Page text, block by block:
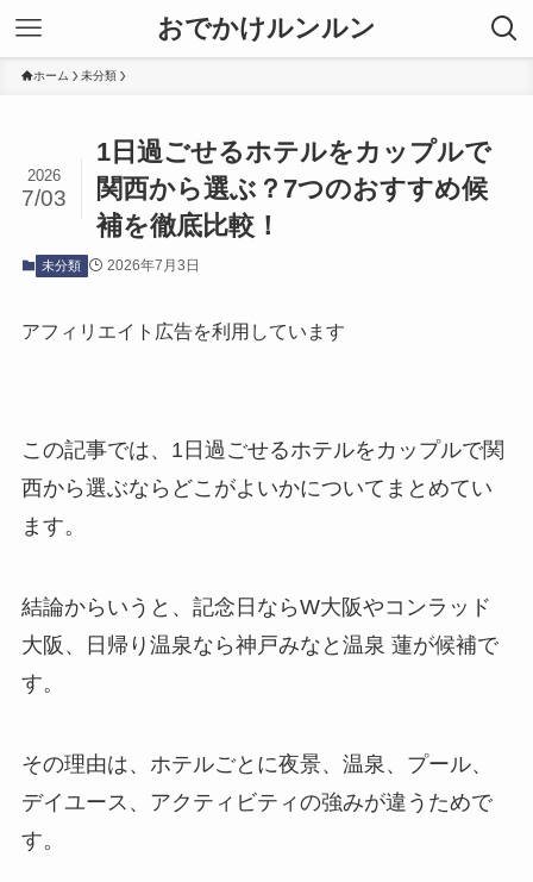
おでかけルンルン
ホーム 未分類
1日過ごせるホテルをカップルで
関西から選ぶ？7つのおすすめ候
補を徹底比較！
2026
7/03
未分類 2026年7月3日
アフィリエイト広告を利用しています
この記事では、1日過ごせるホテルをカップルで関
西から選ぶならどこがよいかについてまとめてい
ます。
結論からいうと、記念日ならW大阪やコンラッド
大阪、日帰り温泉なら神戸みなと温泉 蓮が候補で
す。
その理由は、ホテルごとに夜景、温泉、プール、
デイユース、アクティビティの強みが違うためで
す。